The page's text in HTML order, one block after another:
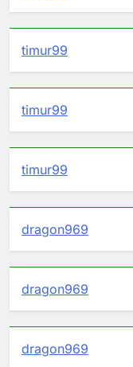
timur99
timur99
timur99
dragon969
dragon969
dragon969